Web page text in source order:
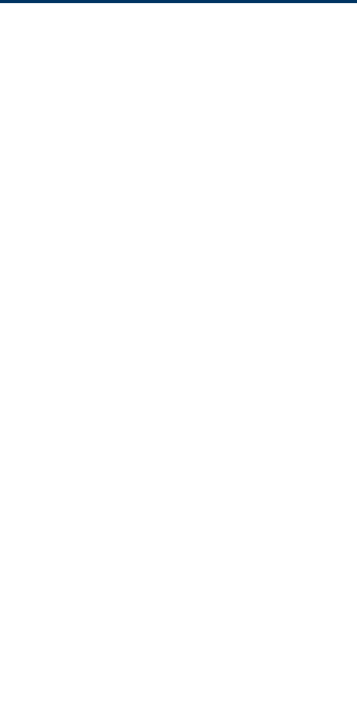
szczerą intencją w miejsca szczególnie wybrane przez